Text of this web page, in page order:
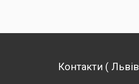
Контакти ( Львів